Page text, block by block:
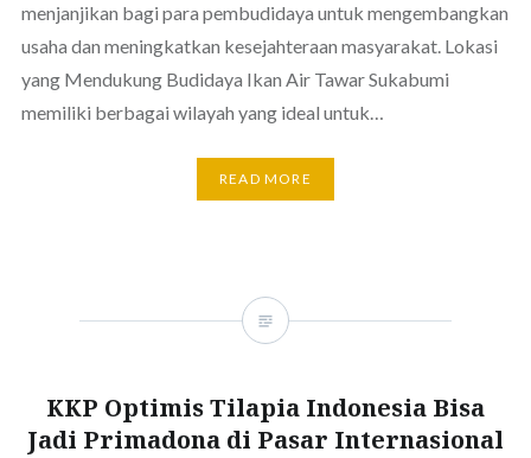
menjanjikan bagi para pembudidaya untuk mengembangkan
usaha dan meningkatkan kesejahteraan masyarakat. Lokasi
yang Mendukung Budidaya Ikan Air Tawar Sukabumi
memiliki berbagai wilayah yang ideal untuk…
READ MORE
KKP Optimis Tilapia Indonesia Bisa
Jadi Primadona di Pasar Internasional